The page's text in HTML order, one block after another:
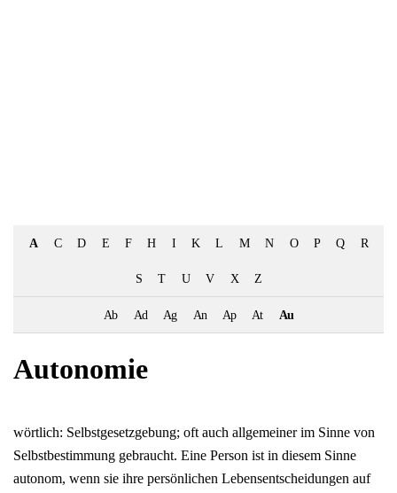
A C D E F H I K L M N O P Q R
S T U V X Z
Ab Ad Ag An Ap At Au
Autonomie
wörtlich: Selbstgesetzgebung; oft auch allgemeiner im Sinne von
Selbstbestimmung gebraucht. Eine Person ist in diesem Sinne
autonom, wenn sie ihre persönlichen Lebensentscheidungen auf